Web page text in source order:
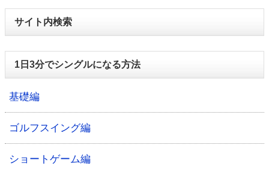
サイト内検索
1日3分でシングルになる方法
基礎編
ゴルフスイング編
ショートゲーム編